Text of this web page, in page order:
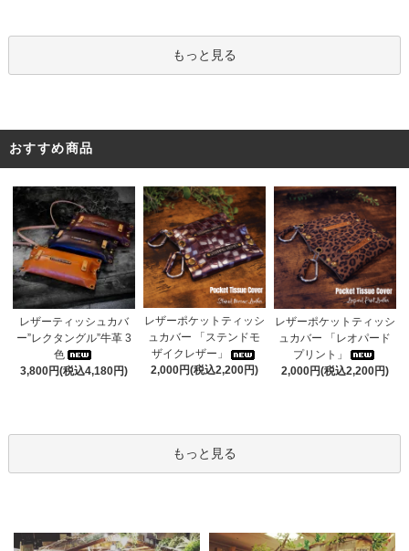
もっと見る
おすすめ商品
レザーティッシュカバ
ー”レクタングル”牛革 3
色
3,800円(税込4,180円)
レザーポケットティッシ
ュカバー 「ステンドモ
ザイクレザー」
2,000円(税込2,200円)
レザーポケットティッシ
ュカバー 「レオパード
プリント」
2,000円(税込2,200円)
もっと見る